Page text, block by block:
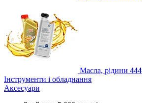
Масла, рідини 444
Інструменти і обладнання
Аксесуари